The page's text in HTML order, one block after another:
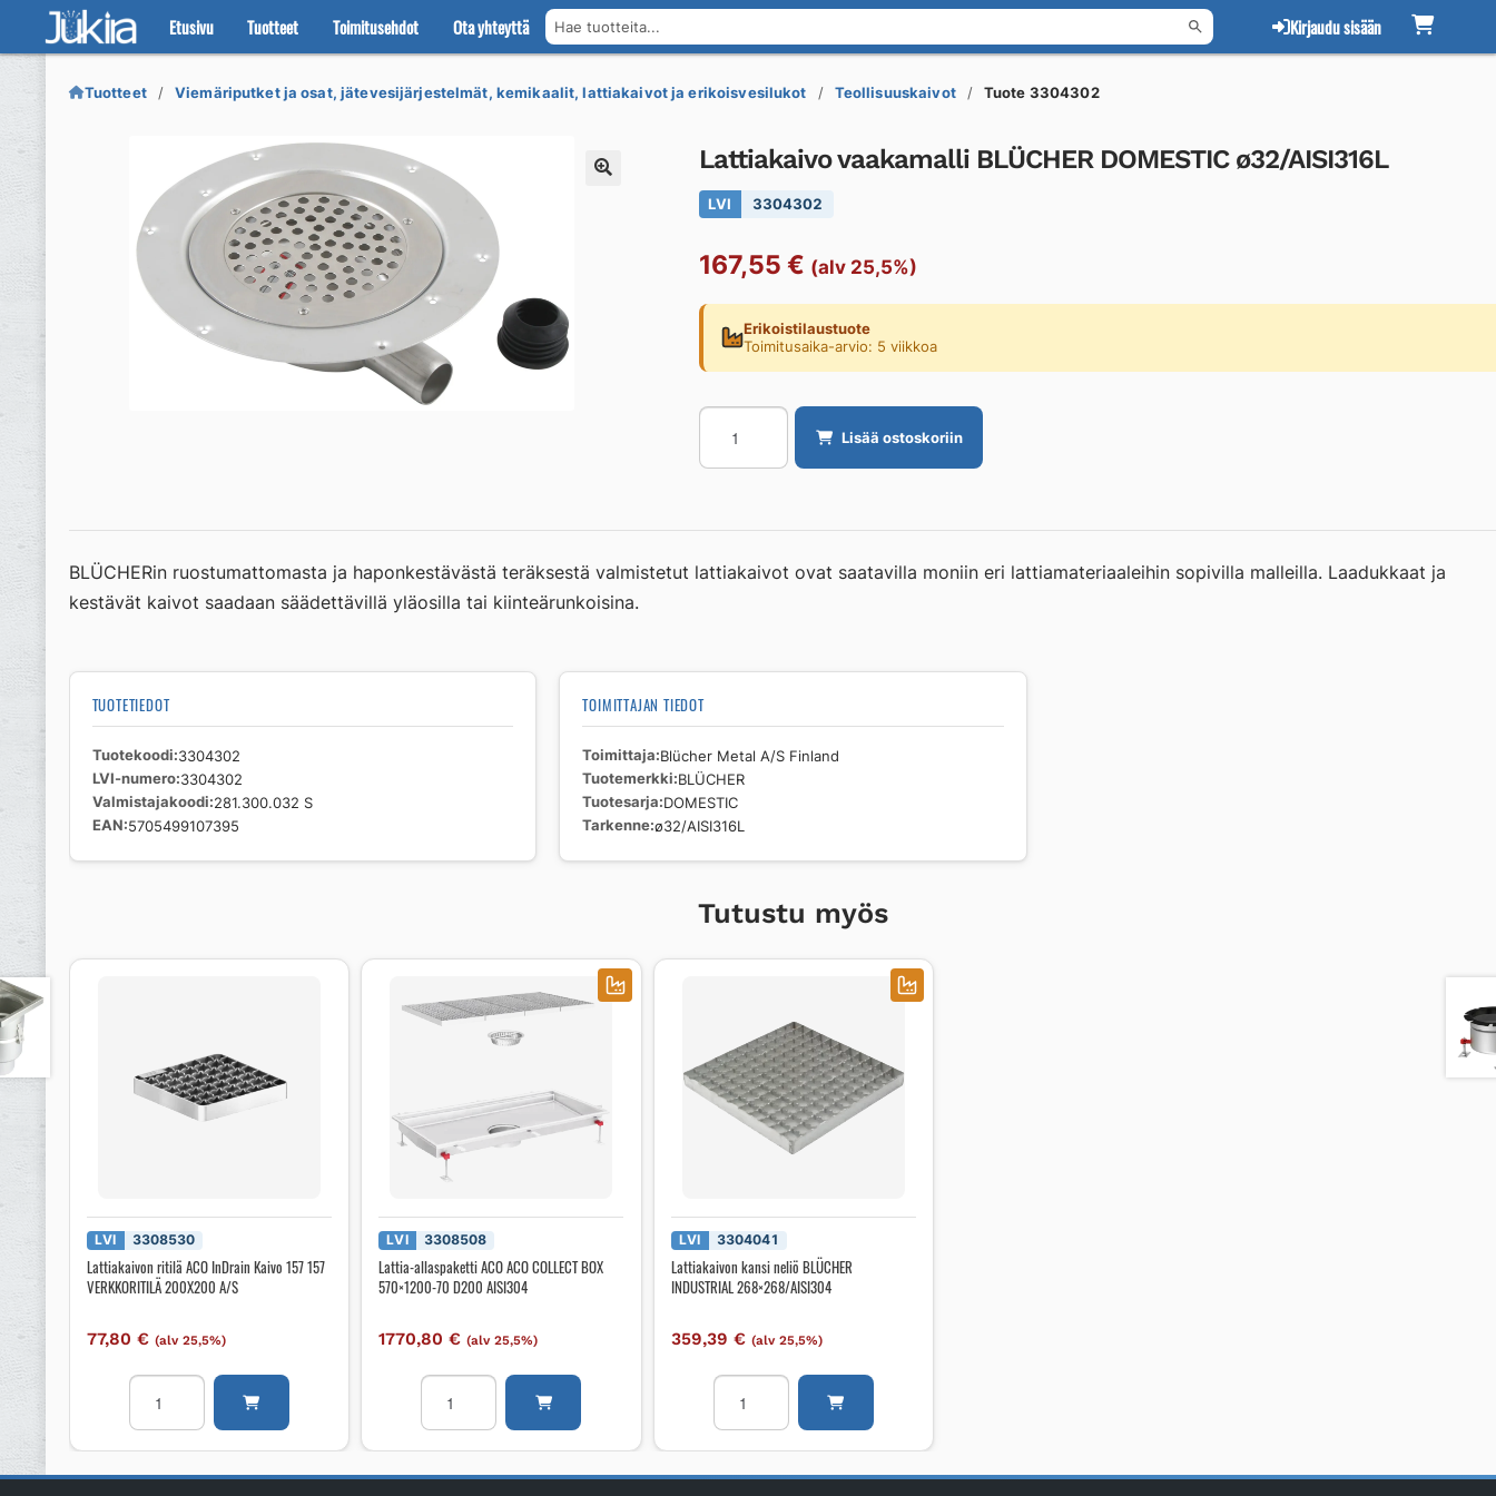
Etusivu Tuotteet Toimitusehdot Ota yhteyttä Hae tuotteita... Kirjaudu sisään
Siirry
navigointiin
Siirry
sisältöön
Tuotteet Viemäriputket ja osat, jätevesijärjestelmät, kemikaalit, lattiakaivot ja erikoisvesilukot Teollisuuskaivot Tuote 3304302
Lattiakaivo vaakamalli BLÜCHER DOMESTIC ø32/AISI316L
LVI 3304302
167,55 € (alv 25,5%)
Erikoistilaustuote
Toimitusaika-arvio: 5 viikkoa
Lattiakaivo
vaakamalli
BLÜCHER
ø32/AISI316L
Lisää ostoskoriin
BLÜCHERin ruostumattomasta ja haponkestävästä teräksestä valmistetut lattiakaivot ovat saatavilla moniin eri lattiamateriaaleihin sopivilla malleilla. Laadukkaat ja
kestävät kaivot saadaan säädettävillä yläosilla tai kiinteärunkoisina.
TUOTETIEDOT
Tuotekoodi 3304302
LVI-numero 3304302
Valmistajakoodi 281.300.032 S
EAN 5705499107395
TOIMITTAJAN TIEDOT
Toimittaja Blücher Metal A/S Finland
Tuotemerkki BLÜCHER
Tuotesarja DOMESTIC
Tarkenne ø32/AISI316L
Tutustu myös
LVI 3308530
Lattiakaivon ritilä ACO InDrain Kaivo 157 157
VERKKORITILÄ 200X200 A/S
77,80€ (alv 25,5%)
Lattiakaivon
ACO
Kaivo
LVI 3308508
Lattia-allaspaketti ACO ACO COLLECT BOX
570×1200-70 D200 AISI304
1770,80€ (alv 25,5%)
Lattia-
allaspaketti
ACO
COLLECT
LVI 3304041
Lattiakaivon kansi neliö BLÜCHER
INDUSTRIAL 268×268/AISI304
359,39 € (alv 25,5%)
Lattiakaivon
kansi
neliö
INDUSTRIAL